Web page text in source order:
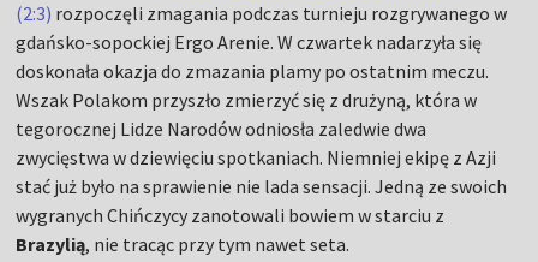
(2:3) rozpoczęli zmagania podczas turnieju rozgrywanego w
gdańsko-sopockiej Ergo Arenie. W czwartek nadarzyła się
doskonała okazja do zmazania plamy po ostatnim meczu.
Wszak Polakom przyszło zmierzyć się z drużyną, która w
tegorocznej Lidze Narodów odniosła zaledwie dwa
zwycięstwa w dziewięciu spotkaniach. Niemniej ekipę z Azji
stać już było na sprawienie nie lada sensacji. Jedną ze swoich
wygranych Chińczycy zanotowali bowiem w starciu z
Brazylią, nie tracąc przy tym nawet seta.